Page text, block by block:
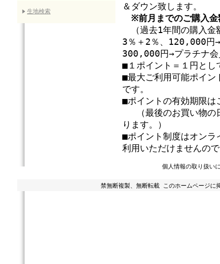
生地検索
＆ダウン致します。
※前月までのご購入
（過去1年間の購入
3％＋2％、120,000円
300,000円→プラチナ会
■１ポイント＝１円とし
■最大ご利用可能ポイン
です。
■ポイントの有効期限は
（最後のお買い物の
ります。）
■ポイント制度はオン
利用いただけませんの
個人情報の取り扱い
禁無断複製、無断転載 このホームページに